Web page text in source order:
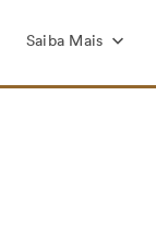
Saiba Mais